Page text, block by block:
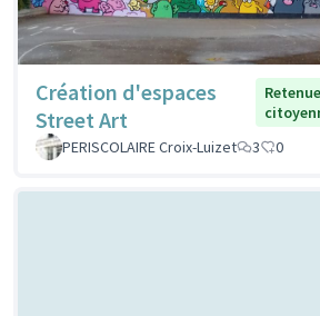
Création d'espaces
Street Art
PERISCOLAIRE Croix-Luizet
3 0